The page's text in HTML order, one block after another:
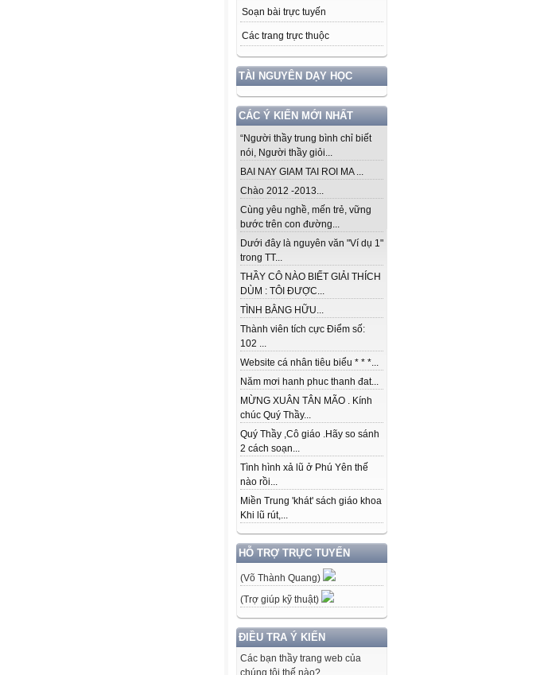
Soạn bài trực tuyến
Các trang trực thuộc
TÀI NGUYÊN DẠY HỌC
CÁC Ý KIẾN MỚI NHẤT
“Người thầy trung bình chỉ biết
nói, Người thầy giỏi...
BAI NAY GIAM TAI ROI MA ...
Chào 2012 -2013...
Cùng yêu nghề, mến trẻ, vững
bước trên con đường...
Dưới đây là nguyên văn "Ví dụ 1"
trong TT...
THẦY CÔ NÀO BIẾT GIẢI THÍCH
DÙM : TÔI ĐƯỢC...
TÌNH BẰNG HỮU...
Thành viên tích cực Điểm số:
102 ...
Website cá nhân tiêu biểu * * *...
Năm mơi hanh phuc thanh đat...
MỪNG XUÂN TÂN MÃO . Kính
chúc Quý Thầy...
Quý Thầy ,Cô giáo .Hãy so sánh
2 cách soạn...
Tình hình xả lũ ở Phú Yên thế
nào rồi...
Miền Trung 'khát' sách giáo khoa
Khi lũ rút,...
HỖ TRỢ TRỰC TUYẾN
(Võ Thành Quang)
(Trợ giúp kỹ thuật)
ĐIỀU TRA Ý KIẾN
Các bạn thầy trang web của
chúng tôi thế nào?